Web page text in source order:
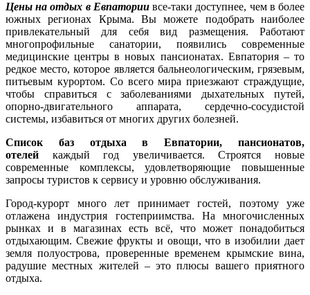
Цены на отдых в Евпаториивсе-таки доступнее, чем в более
южных регионах Крыма. Вы можете подобрать наиболее
привлекательный для себя вид размещения. Работают
многопрофильные санатории, появились современные
медицинские центры в новых пансионатах. Евпатория – то
редкое место, которое является бальнеологическим, грязевым,
питьевым курортом. Со всего мира приезжают страждущие,
чтобы справиться с заболеваниями дыхательных путей,
опорно-двигательного аппарата, сердечно-сосудистой
системы, избавиться от многих других болезней.
Список баз отдыха в Евпатории, пансионатов,
отелей каждый год увеличивается. Строятся новые
современные комплексы, удовлетворяющие повышенные
запросы туристов к сервису и уровню обслуживания.
Город-курорт много лет принимает гостей, поэтому уже
отлажена индустрия гостеприимства. На многочисленных
рынках и в магазинах есть всё, что может понадобиться
отдыхающим. Свежие фрукты и овощи, что в изобилии дает
земля полуострова, проверенные временем крымские вина,
радушие местных жителей – это плюсы вашего приятного
отдыха.